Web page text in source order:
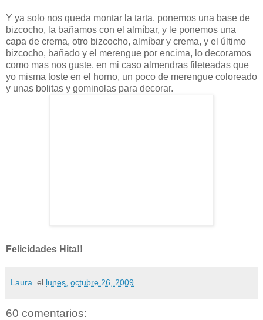
Y ya solo nos queda montar la tarta, ponemos una base de
bizcocho, la bañamos con el almíbar, y le ponemos una
capa de crema, otro bizcocho, almíbar y crema, y el último
bizcocho, bañado y el merengue por encima, lo decoramos
como mas nos guste, en mi caso almendras fileteadas que
yo misma toste en el horno, un poco de merengue coloreado
y unas bolitas y gominolas para decorar.
Felicidades Hita!!
Laura. el lunes, octubre 26, 2009
60 comentarios: